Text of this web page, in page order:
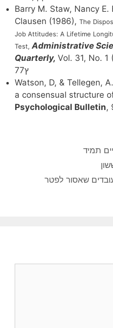
Barry M. Staw, Nancy E.
Clausen (1986), The
Job Attitudes: A Lifetime
Test,Administrative
Quarterly, Vol. 31, No. 1
77ץ
Watson, D, & Tellegen,
a consensual structure
Psychological Bulletin,
תמיד
שאסור לפטר